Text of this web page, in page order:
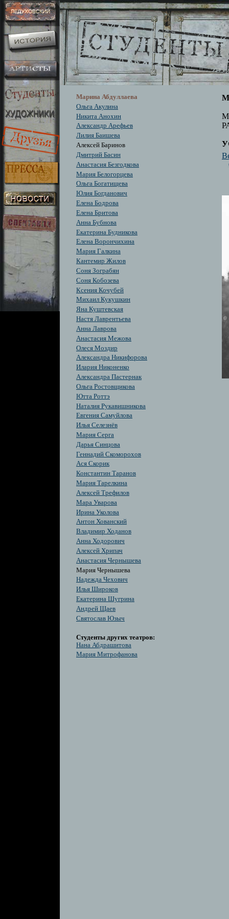
Марина Абдуллаева
Ольга Акулина
Никита Анохин
Александр Арефьев
Лилия Баишева
Алексей Баринов
Дмитрий Басин
Анастасия Безгодкова
Мария Белогорцева
Ольга Богатищева
Юлия Богданович
Елена Бодрова
Елена Бритова
Анна Бубнова
Екатерина Будникова
Елена Ворончихина
Мария Галкина
Кантемир Жилов
Соня Зограбян
Cоня Кобозева
Ксения Кочубей
Михаил Кукушкин
Яна Куштевская
Настя Лаврентьева
Анна Лаврова
Анастасия Межова
Олеся Моздир
Александра Никифорова
Илария Никоненко
Александра Пастернак
Ольга Ростовщикова
Ютта Роттэ
Наталия Рукавишникова
Евгения Самуйлова
Илья Селезнёв
Мария Серга
Дарья Синцова
Геннадий Скоморохов
Ася Скорик
Константин Таранов
Мария Тарелкина
Алексей Трефилов
Мара Уварова
Ирина Уколова
Антон Хованский
Владимир Ходанов
Анна Ходорович
Алексей Хрипач
Анастасия Чернышева
Мария Чернышева
Надежда Чехович
Илья Широков
Екатерина Шугрина
Андрей Щаев
Святослав Юзыч
Студенты других театров:
Нана Абдрашитова
Мария Митрофанова